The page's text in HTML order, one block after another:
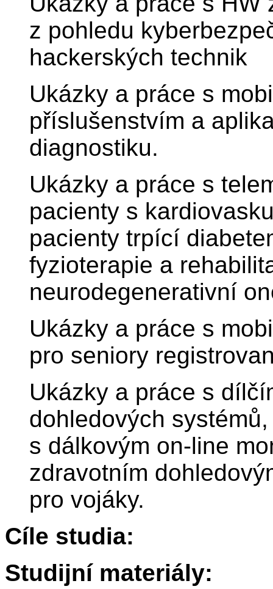
z pohledu
hackerských technik
Ukázky a práce s
příslušenstvím a
diagnostiku.
Ukázky a práce s
pacienty s
pacienty trpící
fyzioterapie a
neurodegenerativní
Ukázky a práce s
pro seniory
Ukázky a práce s
dohledových
s dálkovým on-line
zdravotním
pro vojáky.
Cíle studia:
Studijní materiály: